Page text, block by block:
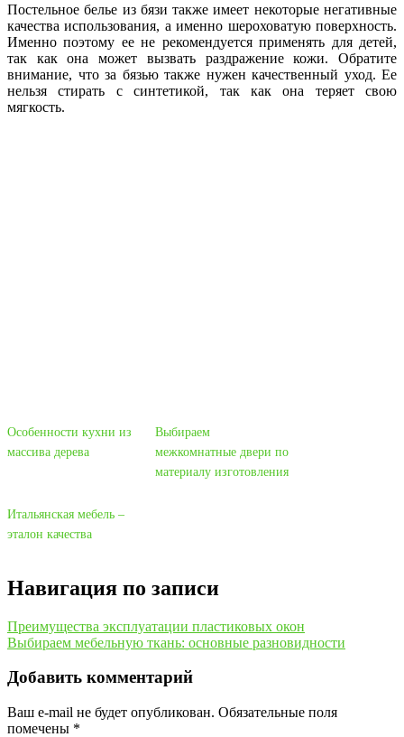
Постельное белье из бязи также имеет некоторые негативные
качества использования, а именно шероховатую поверхность.
Именно поэтому ее не рекомендуется применять для детей,
так как она может вызвать раздражение кожи. Обратите
внимание, что за бязью также нужен качественный уход. Ее
нельзя стирать с синтетикой, так как она теряет свою
мягкость.
Особенности кухни из
массива дерева
Выбираем
межкомнатные двери по
материалу изготовления
Итальянская мебель –
эталон качества
Навигация по записи
Преимущества эксплуатации пластиковых окон
Выбираем мебельную ткань: основные разновидности
Добавить комментарий
Ваш e-mail не будет опубликован. Обязательные поля
помечены *